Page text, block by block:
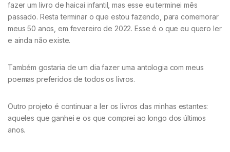
fazer um livro de haicai infantil, mas esse eu terminei mês
passado. Resta terminar o que estou fazendo, para comemorar
meus 50 anos, em fevereiro de 2022. Esse é o que eu quero ler
e ainda não existe.
Também gostaria de um dia fazer uma antologia com meus
poemas preferidos de todos os livros.
Outro projeto é continuar a ler os livros das minhas estantes:
aqueles que ganhei e os que comprei ao longo dos últimos
anos.